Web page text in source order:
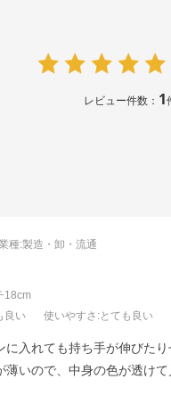
レビュー件数： 1
18cm
良い 使いやすさ :とても良い
種:製造・卸・流通
入れても持ち手が伸びたり
いので、中身の色が透けて